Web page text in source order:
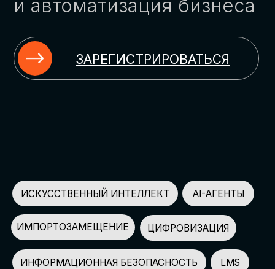
ИСКУССТВЕННЫЙ ИНТЕЛЛЕКТ
НЕЙРОСЕТИ ДЛЯ БИЗНЕСА
КЭДО
ЦИФРОВИЗАЦИЯ
АВТОМАТИЗАЦИЯ HR
АВТОМАТИЗАЦИЯ МАРКЕТИНГА И ПРОДАЖ
AI-АССИСТЕНТЫ
ЧАТ-БОТЫ
ИМПОРТОЗАМЕЩЕНИЕ